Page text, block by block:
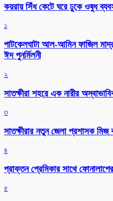
কয়রায় সিঁধ কেটে ঘরে ঢুকে ওষুধ
১
পাটকেলঘাটা আল-আমিন ফাজিল
ঈদ পুনর্মিলনী
২
সাতক্ষীরা শহরে এক নারীর
৩
সাতক্ষীরার নতুন জেলা প্রশাসক
৪
প্রাক্তন প্রেমিকার সাথে
৫